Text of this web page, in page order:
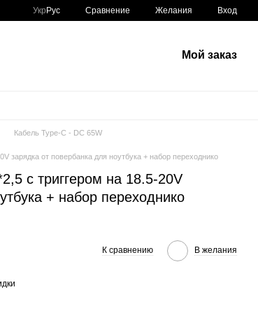
Укр Рус Сравнение Желания Вход
Мой заказ
Кабель Type-C - DC 65W
зарядка от повербанка для ноутбука + набор переходнико
с триггером на 18.5-20V
+ набор переходнико
К сравнению В желания